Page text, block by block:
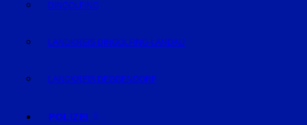
DINGOLFING
LANDKREIS DINGOLFING-LANDAU
LANDKREIS DEGGENDORF
POLIZEI